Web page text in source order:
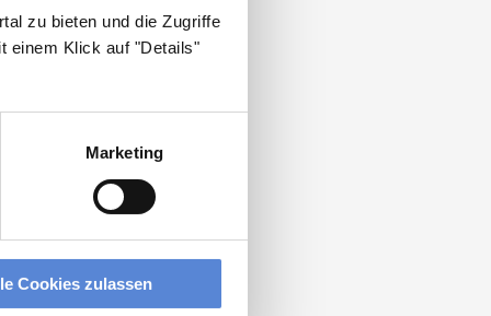
zu bieten und die Zugriffe
einem Klick auf "Details"
Marketing
Cookies zulassen